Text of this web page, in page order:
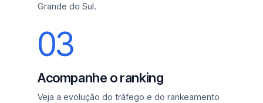
Grande do Sul.
03
Acompanhe o ranking
Veja a evolução do tráfego e do rankeamento